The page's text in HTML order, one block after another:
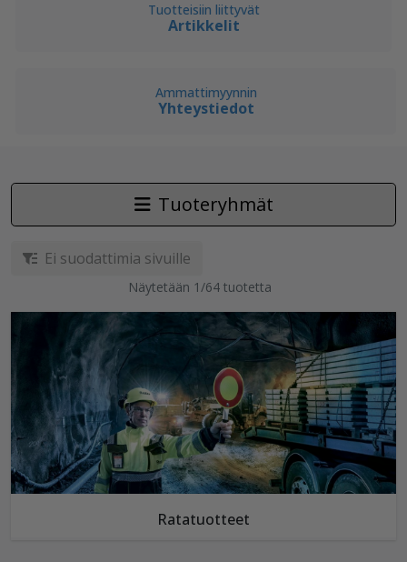
Tuotteisiin liittyvät
Artikkelit
Ammattimyynnin
Yhteystiedot
Tuoteryhmät
Ei suodattimia sivuille
Näytetään 1/64 tuotetta
Ratatuotteet